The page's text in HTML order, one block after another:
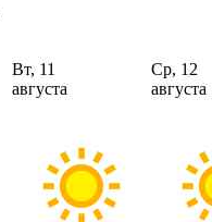
Вт, 11
августа
Ср, 12
августа